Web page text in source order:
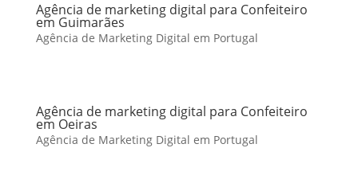
Agência de marketing digital para Confeiteiro
em Guimarães
Agência de Marketing Digital em Portugal
Agência de marketing digital para Confeiteiro
em Oeiras
Agência de Marketing Digital em Portugal